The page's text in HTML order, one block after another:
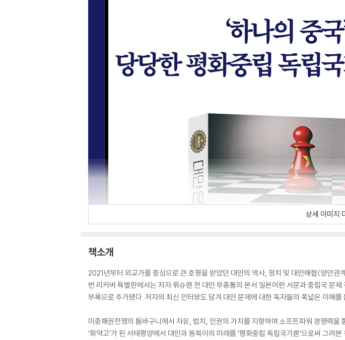
상세 이미지
책소개
2021년부터 외교가를 중심으로 큰 호평을 받았던 대만의 역사, 정치 및 대만해협(양안관
번 리커버 특별판에서는 저자 뤼슈렌 전 대만 부총통의 본서 일본어판 서문과 중립국 문
부록으로 추가됐다. 저자의 최신 인터뷰도 담겨 대만 문제에 대한 독자들의 폭넓은 이해를
미중패권전쟁의 틈바구니에서 자유, 법치, 인권의 가치를 지향하며 소프트파워 경쟁력을
‘화약고’가 된 서태평양에서 대만과 동북아의 미래를 ‘평화중립 독립국가론’으로써 그